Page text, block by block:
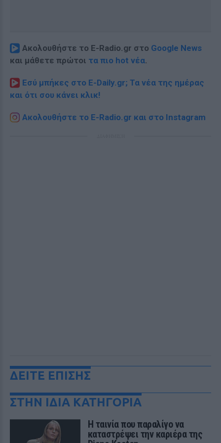
Ακολουθήστε το E-Radio.gr στο Google News
και μάθετε πρώτοι τα πιο hot νέα.
Εσύ μπήκες στο E-Daily.gr; Τα νέα της ημέρας
και ότι σου κάνει κλικ!
Ακολουθήστε το E-Radio.gr και στο Instagram
ΔΕΙΤΕ ΕΠΙΣΗΣ
ΣΤΗΝ ΙΔΙΑ ΚΑΤΗΓΟΡΙΑ
Η ταινία που παραλίγο να
καταστρέψει την καριέρα της